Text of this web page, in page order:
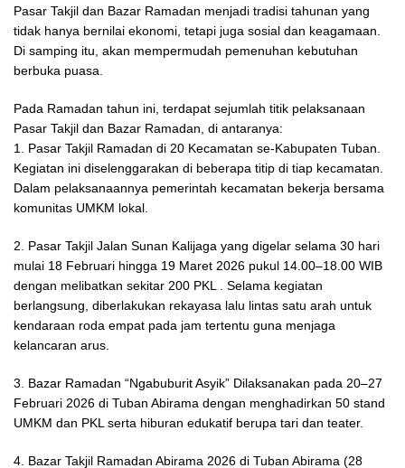
Pasar Takjil dan Bazar Ramadan menjadi tradisi tahunan yang
tidak hanya bernilai ekonomi, tetapi juga sosial dan keagamaan.
Di samping itu, akan mempermudah pemenuhan kebutuhan
berbuka puasa.
Pada Ramadan tahun ini, terdapat sejumlah titik pelaksanaan
Pasar Takjil dan Bazar Ramadan, di antaranya:
1. Pasar Takjil Ramadan di 20 Kecamatan se-Kabupaten Tuban.
Kegiatan ini diselenggarakan di beberapa titip di tiap kecamatan.
Dalam pelaksanaannya pemerintah kecamatan bekerja bersama
komunitas UMKM lokal.
2. Pasar Takjil Jalan Sunan Kalijaga yang digelar selama 30 hari
mulai 18 Februari hingga 19 Maret 2026 pukul 14.00–18.00 WIB
dengan melibatkan sekitar 200 PKL . Selama kegiatan
berlangsung, diberlakukan rekayasa lalu lintas satu arah untuk
kendaraan roda empat pada jam tertentu guna menjaga
kelancaran arus.
3. Bazar Ramadan “Ngabuburit Asyik” Dilaksanakan pada 20–27
Februari 2026 di Tuban Abirama dengan menghadirkan 50 stand
UMKM dan PKL serta hiburan edukatif berupa tari dan teater.
4. Bazar Takjil Ramadan Abirama 2026 di Tuban Abirama (28